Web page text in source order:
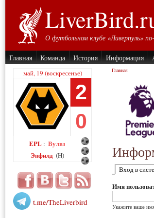
О футбольном клубе «Ливерпуль»
Главная Команда История Информация
май, 19 (воскресенье)
2
0
EPL : Вулвз
Энфилд (H)
t.me/TheLiverbird
Главная
Вход в
Имя
Укажите ваше